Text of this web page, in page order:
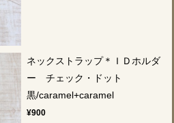
ネックストラップ＊ＩＤホルダ
ー チェック・ドット
黒/caramel+caramel
¥900